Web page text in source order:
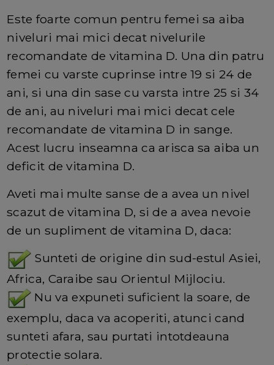
Este foarte comun pentru femei sa aiba
niveluri mai mici decat nivelurile
recomandate de vitamina D. Una din patru
femei cu varste cuprinse intre 19 si 24 de
ani, si una din sase cu varsta intre 25 si 34
de ani, au niveluri mai mici decat cele
recomandate de vitamina D in sange.
Acest lucru inseamna ca arisca sa aiba un
deficit de vitamina D.
Aveti mai multe sanse de a avea un nivel
scazut de vitamina D, si de a avea nevoie
de un supliment de vitamina D, daca:
Sunteti de origine din sud-estul Asiei,
Africa, Caraibe sau Orientul Mijlociu.
Nu va expuneti suficient la soare, de
exemplu, daca va acoperiti, atunci cand
sunteti afara, sau purtati intotdeauna
protectie solara.